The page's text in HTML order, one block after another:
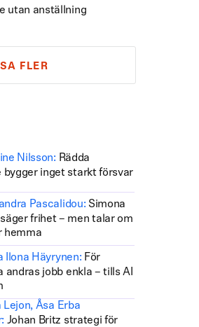
utan anställning
FLER
Nilsson: Rädda
bygger inget starkt försvar
Pascalidou: Simona
frihet – men talar om
hemma
Ilona Häyrynen: För
andras jobb enkla – tills AI
Lejon, Åsa Erba
Johan Britz strategi för